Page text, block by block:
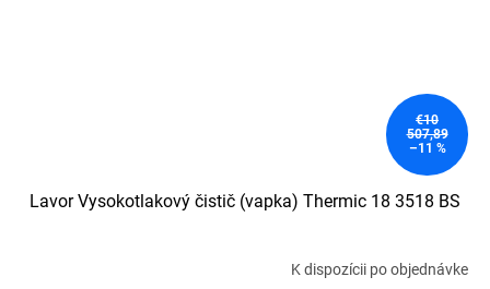
€10
507,89
–11 %
Lavor Vysokotlakový čistič (vapka) Thermic 18 3518 BS
K dispozícii po objednávke